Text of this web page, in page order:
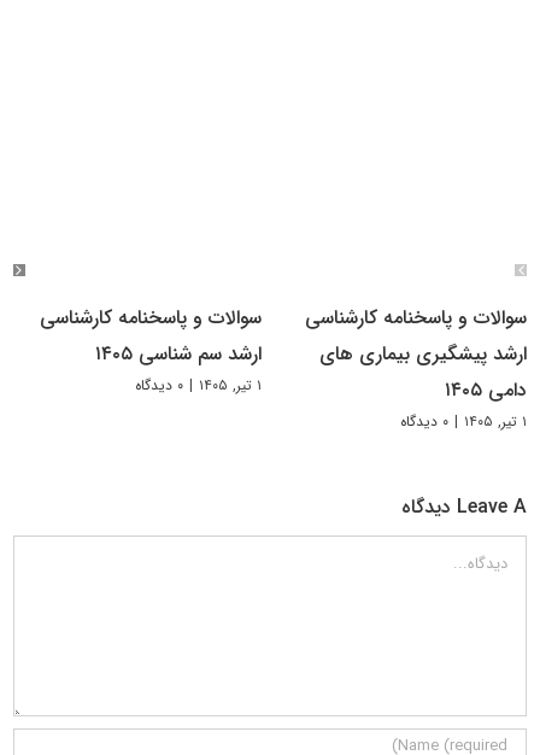
سوالات و پاسخنامه کارشناسی
ارشد پیشگیری بیماری های
دامی ۱۴۰۵
۱ تیر, ۱۴۰۵ | ۰ دیدگاه
سوالات و پاسخنامه کارشناسی
ارشد سم شناسی ۱۴۰۵
۱ تیر, ۱۴۰۵ | ۰ دیدگاه
Leave A دیدگاه
دیدگاه